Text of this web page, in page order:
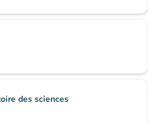
des sciences